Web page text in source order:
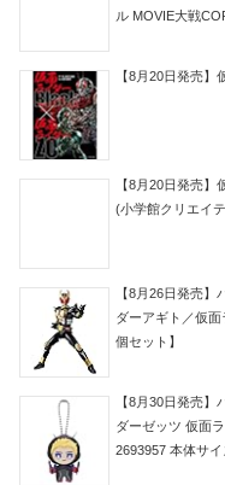
ル MOVIE大戦
【8月20日発売
【8月20日発売
(小学館クリエイ
【8月26日発売
ダーアギト／仮
個セット】
【8月30日発売
ダーゼッツ 仮面
2693957 本体サ